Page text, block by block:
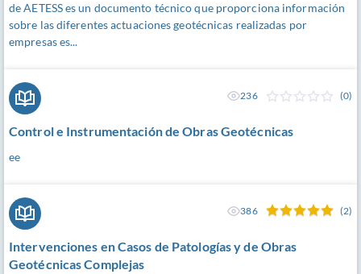
de AETESS es un documento técnico que proporciona información
sobre las diferentes actuaciones geotécnicas realizadas por
empresas es...
Control e Instrumentación de Obras Geotécnicas
ee
236 (0)
Intervenciones en Casos de Patologías y de Obras
Geotécnicas Complejas
386 (2)